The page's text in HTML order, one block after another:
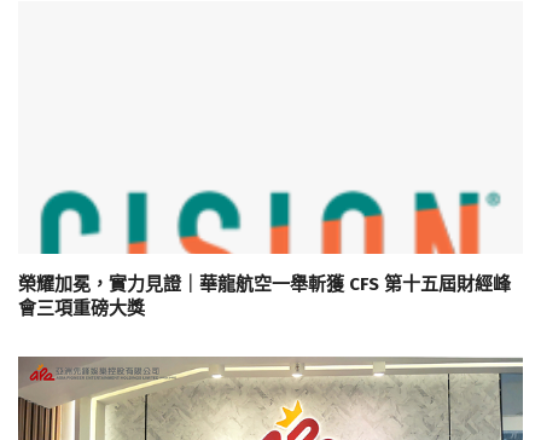
榮耀加冕，實力見證｜華龍航空一舉斬獲 CFS 第十五屆財經峰
會三項重磅大獎